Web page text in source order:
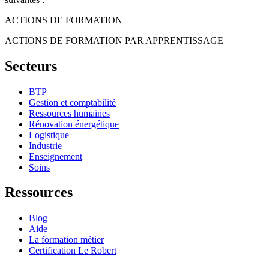
ACTIONS DE FORMATION
ACTIONS DE FORMATION PAR APPRENTISSAGE
Secteurs
BTP
Gestion et comptabilité
Ressources humaines
Rénovation énergétique
Logistique
Industrie
Enseignement
Soins
Ressources
Blog
Aide
La formation métier
Certification Le Robert